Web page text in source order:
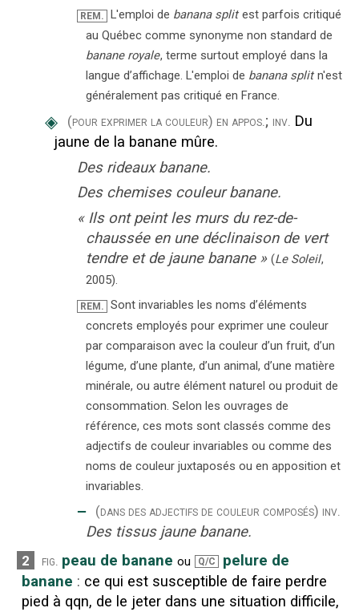
REM. L'emploi de banana split est parfois critiqué
au Québec comme synonyme non standard de
banane royale, terme surtout employé dans la
langue d’affichage. L'emploi de banana split n'est
généralement pas critiqué en France.
◈ (pour exprimer la couleur) en appos.; inv. Du
jaune de la banane mûre.
Des rideaux banane.
Des chemises couleur banane.
« Ils ont peint les murs du rez-de-
chaussée en une déclinaison de vert
tendre et de jaune banane » (Le Soleil,
2005).
REM.
Sont invariables les noms d’éléments
concrets employés pour exprimer une couleur
par comparaison avec la couleur d’un fruit, d’un
légume, d’une plante, d’un animal, d’une matière
minérale, ou autre élément naturel ou produit de
consommation. Selon les ouvrages de
référence, ces mots sont classés comme des
adjectifs de couleur invariables ou comme des
noms de couleur juxtaposés ou en apposition et
invariables.
‒ (dans des adjectifs de couleur composés) inv.
Des tissus jaune banane.
2 fig. peau de banane ou Q/C
pelure de
banane : ce qui est susceptible de faire perdre
pied à qqn, de le jeter dans une situation difficile,